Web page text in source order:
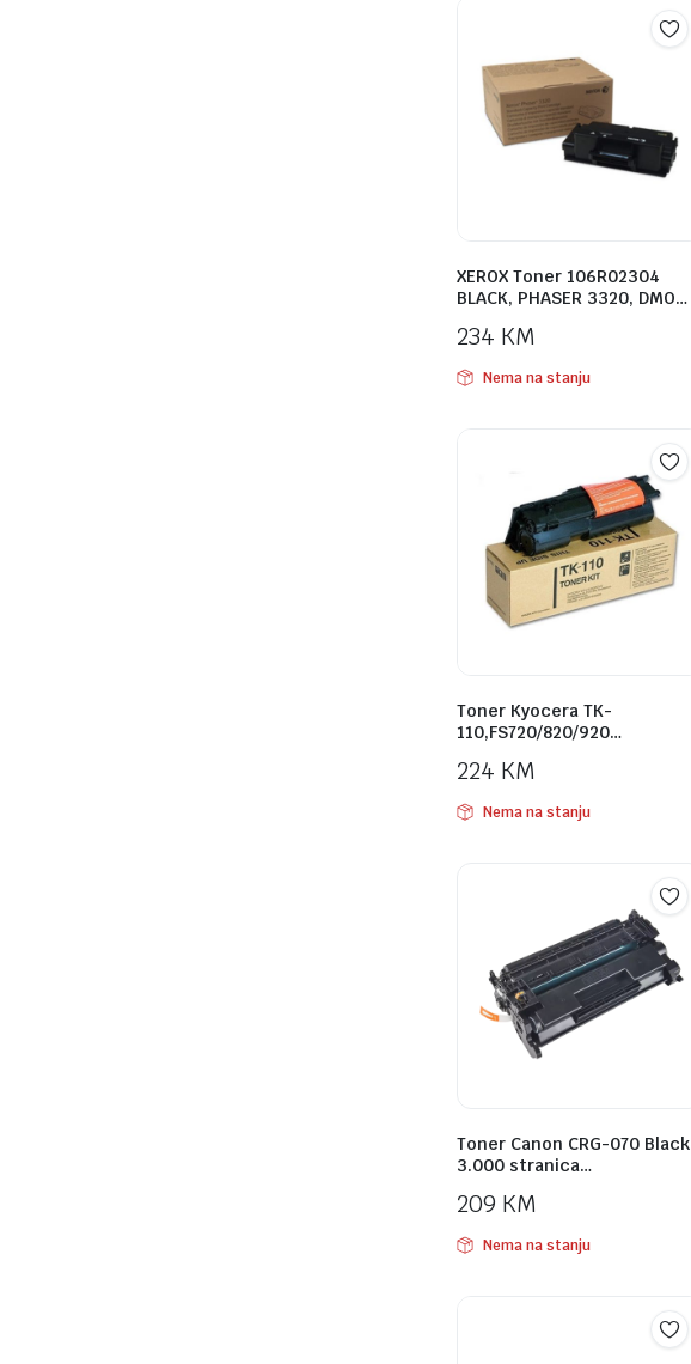
XEROX Toner 106R02304
BLACK, PHASER 3320, DMO…
234 KM
Nema na stanju
Toner Kyocera TK-
110,FS720/820/920…
224 KM
Nema na stanju
Toner Canon CRG-070 Black
3.000 stranica…
209 KM
Nema na stanju